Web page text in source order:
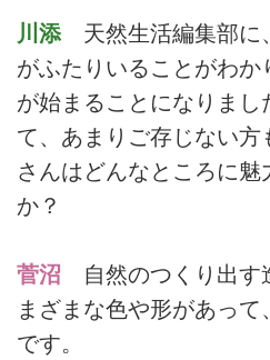
川添 天然生活編集部に
がふたりいることがわ
が始まることになりまし
て、あまりご存じない方
さんはどんなところに魅
か？
菅沼 自然のつくり出す
まざまな色や形があっ
です。